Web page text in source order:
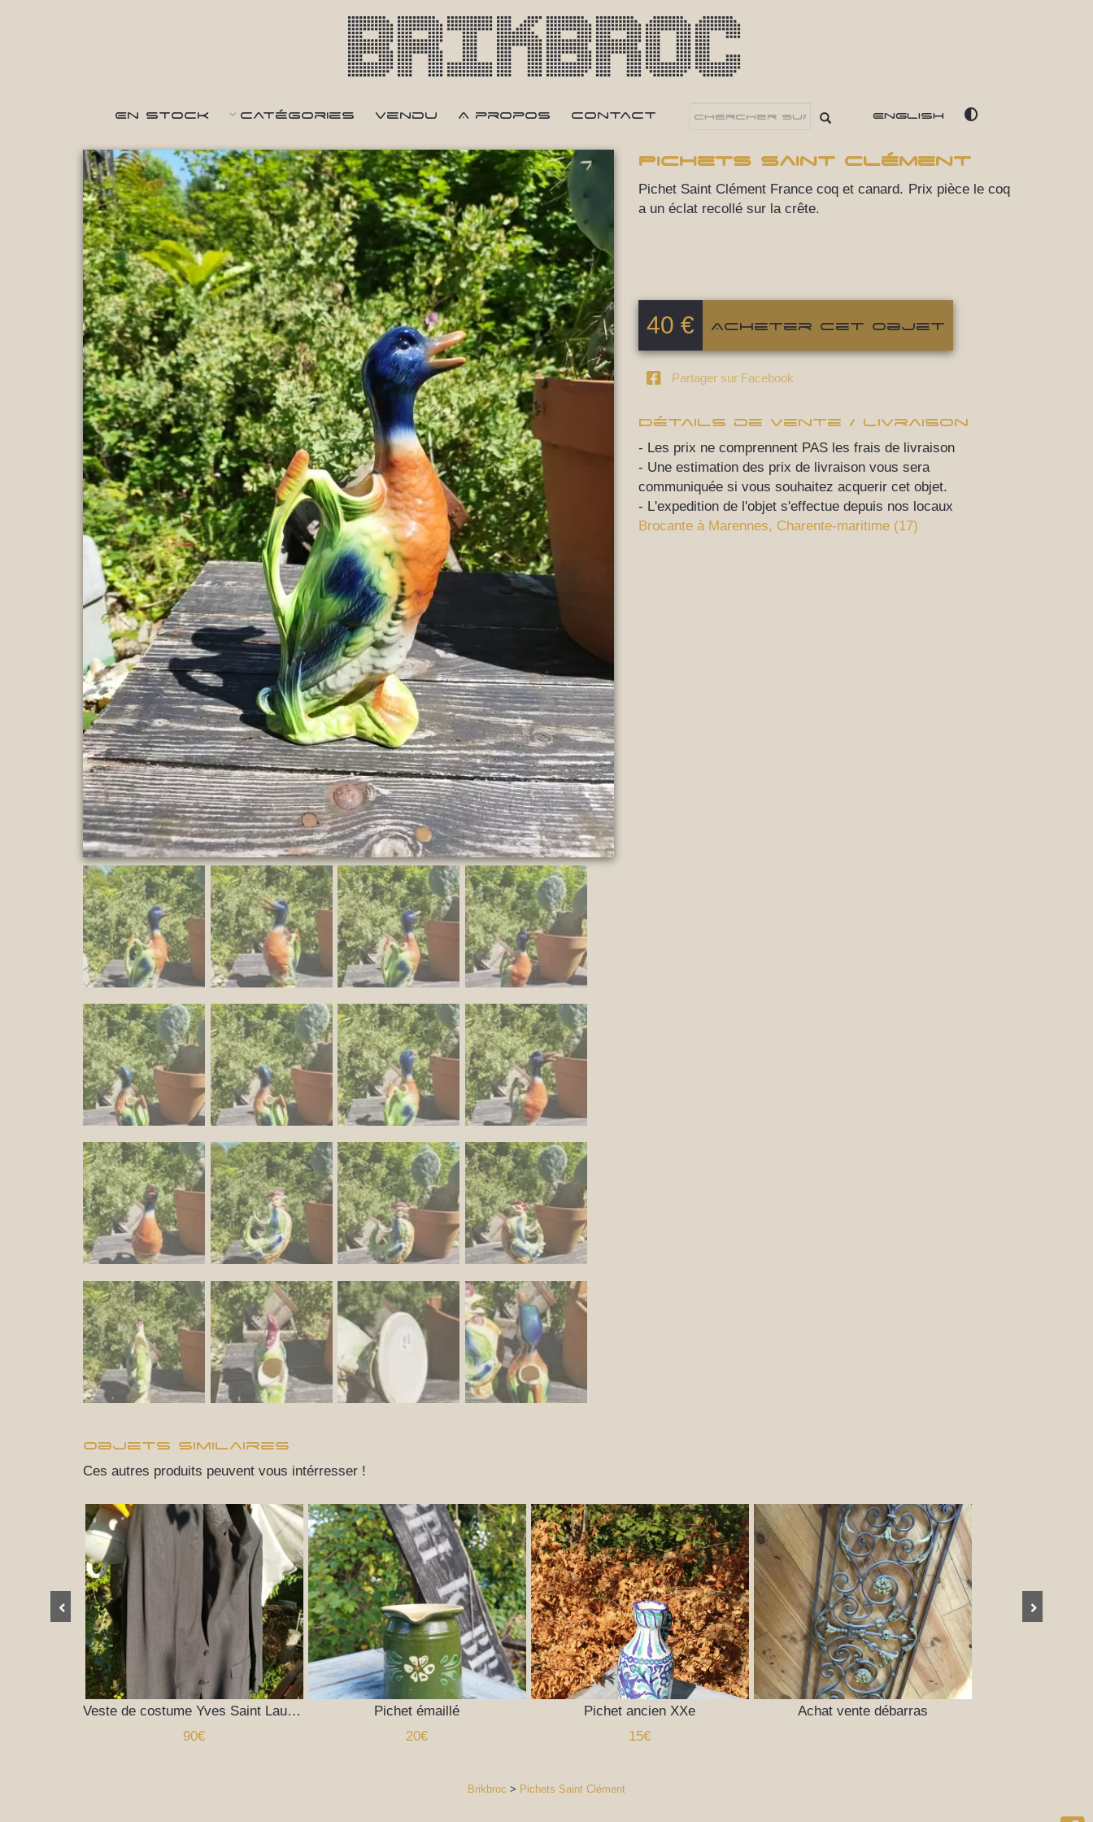
Brikbroc
En Stock Catégories Vendu A propos Contact English
Pichets Saint Clément
Pichet Saint Clément France coq et canard. Prix pièce le coq
a un éclat recollé sur la crête.
40 € Acheter cet objet
Partager sur Facebook
Détails de vente / livraison
- Les prix ne comprennent PAS les frais de livraison
- Une estimation des prix de livraison vous sera
communiquée si vous souhaitez acquerir cet objet.
- L'expedition de l'objet s'effectue depuis nos locaux
Brocante à Marennes, Charente-maritime (17)
Objets Similaires
Ces autres produits peuvent vous intérresser !
Veste de costume Yves Saint Laurent
90€
Pichet émaillé
20€
Pichet ancien XXe
15€
Achat vente débarras
Brikbroc > Pichets Saint Clément